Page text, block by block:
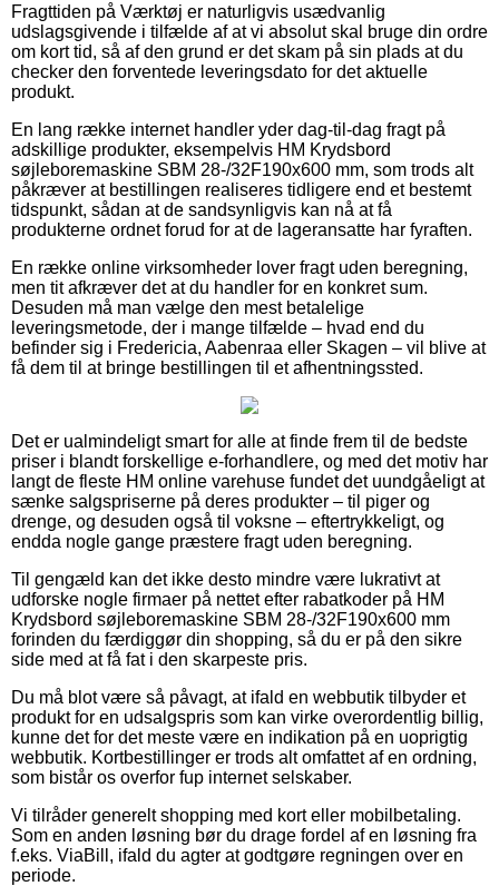
Fragttiden på Værktøj er naturligvis usædvanlig
udslagsgivende i tilfælde af at vi absolut skal bruge din ordre
om kort tid, så af den grund er det skam på sin plads at du
checker den forventede leveringsdato for det aktuelle
produkt.
En lang række internet handler yder dag-til-dag fragt på
adskillige produkter, eksempelvis HM Krydsbord
søjleboremaskine SBM 28-/32F190x600 mm, som trods alt
påkræver at bestillingen realiseres tidligere end et bestemt
tidspunkt, sådan at de sandsynligvis kan nå at få
produkterne ordnet forud for at de lageransatte har fyraften.
En række online virksomheder lover fragt uden beregning,
men tit afkræver det at du handler for en konkret sum.
Desuden må man vælge den mest betalelige
leveringsmetode, der i mange tilfælde – hvad end du
befinder sig i Fredericia, Aabenraa eller Skagen – vil blive at
få dem til at bringe bestillingen til et afhentningssted.
Det er ualmindeligt smart for alle at finde frem til de bedste
priser i blandt forskellige e-forhandlere, og med det motiv har
langt de fleste HM online varehuse fundet det uundgåeligt at
sænke salgspriserne på deres produkter – til piger og
drenge, og desuden også til voksne – eftertrykkeligt, og
endda nogle gange præstere fragt uden beregning.
Til gengæld kan det ikke desto mindre være lukrativt at
udforske nogle firmaer på nettet efter rabatkoder på HM
Krydsbord søjleboremaskine SBM 28-/32F190x600 mm
forinden du færdiggør din shopping, så du er på den sikre
side med at få fat i den skarpeste pris.
Du må blot være så påvagt, at ifald en webbutik tilbyder et
produkt for en udsalgspris som kan virke overordentlig billig,
kunne det for det meste være en indikation på en uoprigtig
webbutik. Kortbestillinger er trods alt omfattet af en ordning,
som bistår os overfor fup internet selskaber.
Vi tilråder generelt shopping med kort eller mobilbetaling.
Som en anden løsning bør du drage fordel af en løsning fra
f.eks. ViaBill, ifald du agter at godtgøre regningen over en
periode.